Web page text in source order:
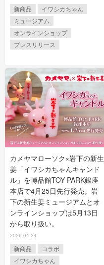
新商品
イワシカちゃん
ミュージアム
オンラインショップ
プレスリリース
カメヤマローソク×岩下の新生
姜「イワシカちゃんキャンド
ル」を博品館TOY PARK銀座
本店で4月25日先行発売。岩
下の新生姜ミュージアムとオ
ンラインショップは5月13日
から取り扱い。
2026.04.24
新商品
コラボ
イワシカちゃん